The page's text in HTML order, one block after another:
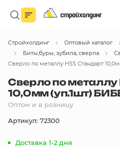
Войдите в личный кабинет
Вы сможете оформлять заказы
Каталог товаров
Стройхолдинг Оптовый каталог
Биты,буры, зубила, сверла
Сверло по металлу HSS Стандарт
Сверло по металлу
10,0мм (уп.1шт)
Оптом и в розницу
Артикул: 72300
Доставка 1-2 дня